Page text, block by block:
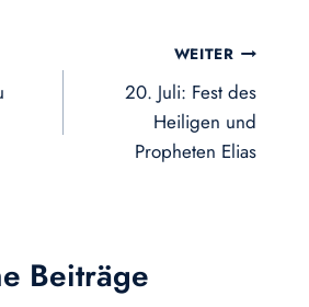
WEITER
20. Juli: Fest des
Heiligen und
Propheten Elias
Beiträge